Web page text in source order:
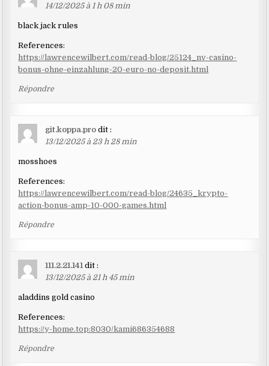
14/12/2025 à 1 h 08 min
black jack rules
References:
https://lawrencewilbert.com/read-blog/25124_nv-casino-
bonus-ohne-einzahlung-20-euro-no-deposit.html
Répondre
git.koppa.pro dit :
13/12/2025 à 23 h 28 min
mosshoes
References:
https://lawrencewilbert.com/read-blog/24635_krypto-
action-bonus-amp-10-000-games.html
Répondre
111.2.21.141 dit :
13/12/2025 à 21 h 45 min
aladdins gold casino
References:
https://y-home.top:8030/kami686354688
Répondre